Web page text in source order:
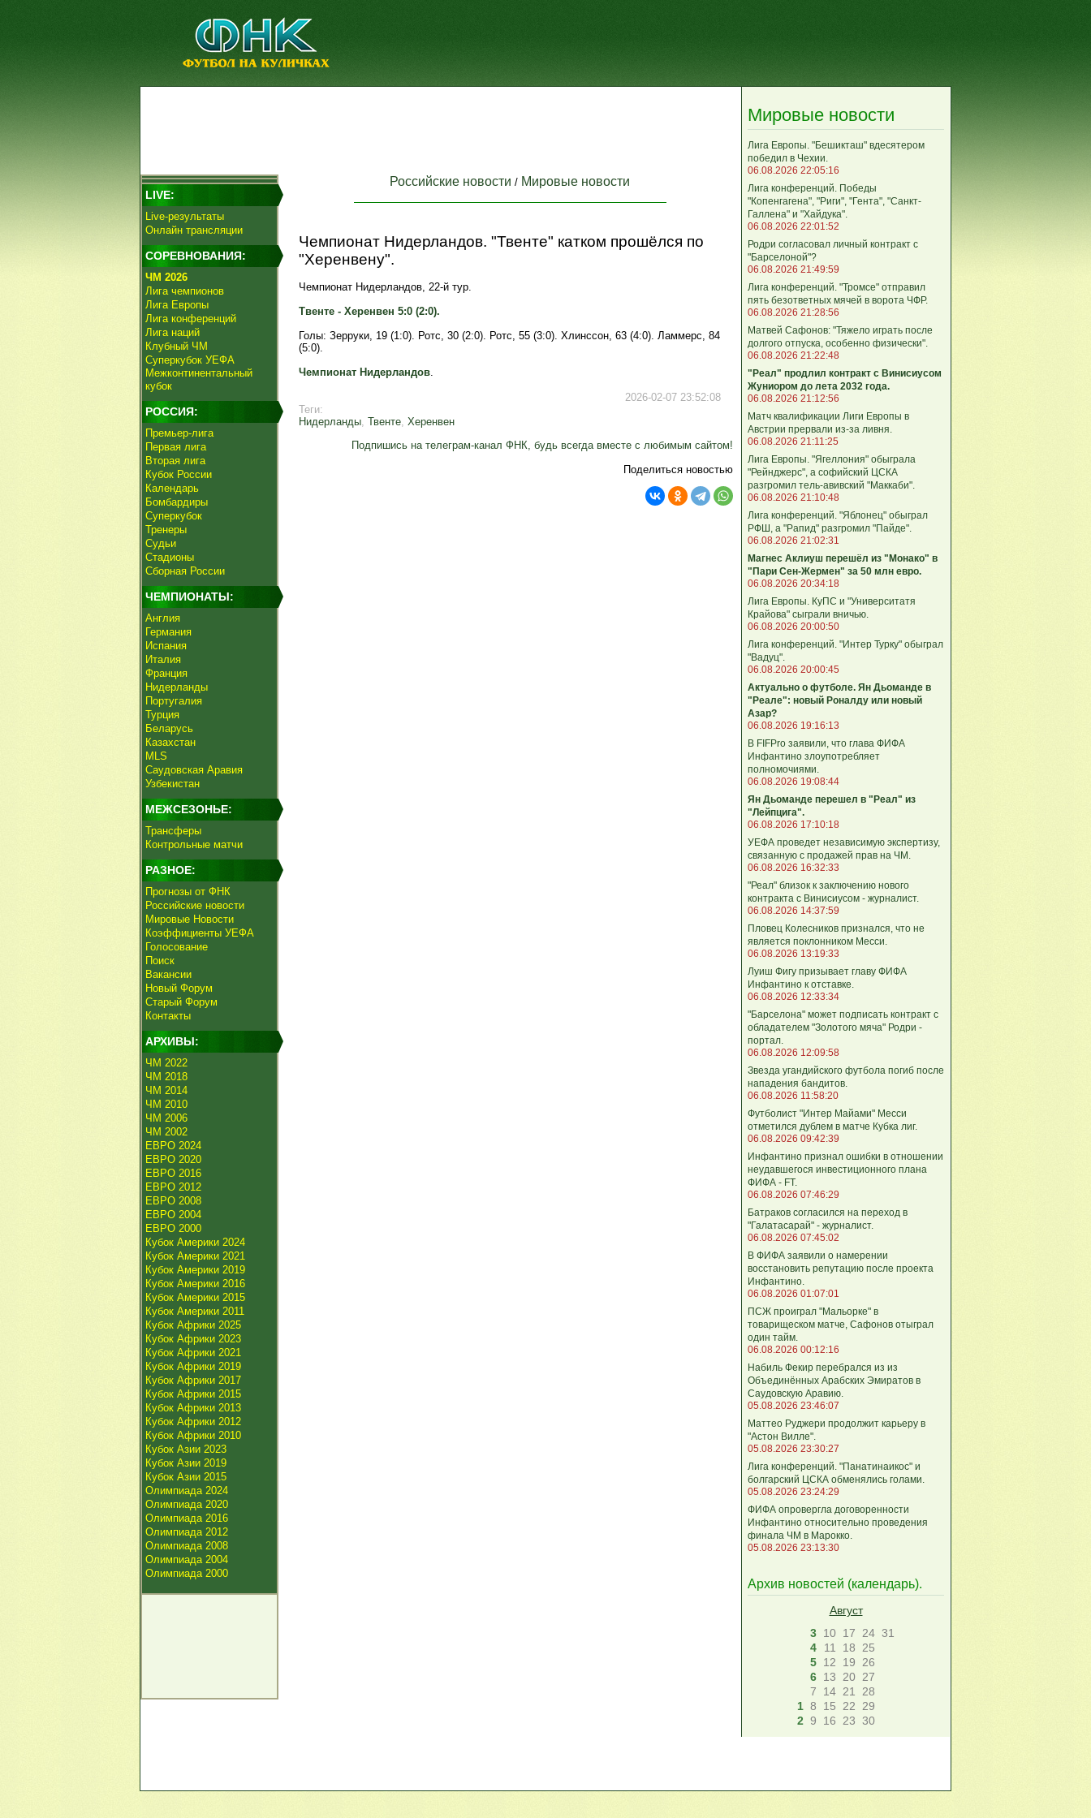
LIVE:
Live-результаты
Онлайн трансляции
СОРЕВНОВАНИЯ:
ЧМ 2026
Лига чемпионов
Лига Европы
Лига конференций
Лига наций
Клубный ЧМ
Суперкубок УЕФА
Межконтинентальный
кубок
РОССИЯ:
Премьер-лига
Первая лига
Вторая лига
Кубок России
Календарь
Бомбардиры
Суперкубок
Тренеры
Судьи
Стадионы
Сборная России
ЧЕМПИОНАТЫ:
Англия
Германия
Испания
Италия
Франция
Нидерланды
Португалия
Турция
Беларусь
Казахстан
MLS
Саудовская Аравия
Узбекистан
МЕЖСЕЗОНЬЕ:
Трансферы
Контрольные матчи
РАЗНОЕ:
Прогнозы от ФНК
Российские новости
Мировые Новости
Коэффициенты УЕФА
Голосование
Поиск
Вакансии
Новый Форум
Старый Форум
Контакты
АРХИВЫ:
ЧМ 2022
ЧМ 2018
ЧМ 2014
ЧМ 2010
ЧМ 2006
ЧМ 2002
ЕВРО 2024
ЕВРО 2020
ЕВРО 2016
ЕВРО 2012
ЕВРО 2008
ЕВРО 2004
ЕВРО 2000
Кубок Америки 2024
Кубок Америки 2021
Кубок Америки 2019
Кубок Америки 2016
Кубок Америки 2015
Кубок Америки 2011
Кубок Африки 2025
Кубок Африки 2023
Кубок Африки 2021
Кубок Африки 2019
Кубок Африки 2017
Кубок Африки 2015
Кубок Африки 2013
Кубок Африки 2012
Кубок Африки 2010
Кубок Азии 2023
Кубок Азии 2019
Кубок Азии 2015
Олимпиада 2024
Олимпиада 2020
Олимпиада 2016
Олимпиада 2012
Олимпиада 2008
Олимпиада 2004
Олимпиада 2000
Российские новости / Мировые новости
Чемпионат Нидерландов. "Твенте" катком прошёлся по
"Херенвену".
Чемпионат Нидерландов, 22-й тур.
Твенте - Херенвен 5:0 (2:0).
Голы: Зерруки, 19 (1:0). Ротс, 30 (2:0). Ротс, 55 (3:0). Хлинссон, 63 (4:0). Ламмерс, 84
(5:0).
Чемпионат Нидерландов.
2026-02-07 23:52:08
Теги:
Нидерланды, Твенте, Херенвен
Подпишись на телеграм-канал ФНК, будь всегда вместе с любимым сайтом!
Поделиться новостью
Мировые новости
Лига Европы. "Бешикташ" вдесятером
победил в Чехии.
06.08.2026 22:05:16
Лига конференций. Победы
"Копенгагена", "Риги", "Гента", "Санкт-
Галлена" и "Хайдука".
06.08.2026 22:01:52
Родри согласовал личный контракт с
"Барселоной"?
06.08.2026 21:49:59
Лига конференций. "Тромсе" отправил
пять безответных мячей в ворота ЧФР.
06.08.2026 21:28:56
Матвей Сафонов: "Тяжело играть после
долгого отпуска, особенно физически".
06.08.2026 21:22:48
"Реал" продлил контракт с Винисиусом
Жуниором до лета 2032 года.
06.08.2026 21:12:56
Матч квалификации Лиги Европы в
Австрии прервали из-за ливня.
06.08.2026 21:11:25
Лига Европы. "Ягеллония" обыграла
"Рейнджерс", а софийский ЦСКА
разгромил тель-авивский "Маккаби".
06.08.2026 21:10:48
Лига кoнференций. "Яблонец" обыграл
РФШ, а "Рапид" разгромил "Пайде".
06.08.2026 21:02:31
Магнес Аклиуш перешёл из "Монако" в
"Пари Сен-Жермен" за 50 млн евро.
06.08.2026 20:34:18
Лига Европы. КуПС и "Университатя
Крайова" сыграли вничью.
06.08.2026 20:00:50
Лига конференций. "Интер Турку" обыграл
"Вадуц".
06.08.2026 20:00:45
Актуально о футболе. Ян Дьоманде в
"Реале": новый Роналду или новый
Азар?
06.08.2026 19:16:13
В FIFPro заявили, что глава ФИФА
Инфантино злоупотребляет
полномочиями.
06.08.2026 19:08:44
Ян Дьоманде перешел в "Реал" из
"Лейпцига".
06.08.2026 17:10:18
УЕФА проведет независимую экспертизу,
связанную с продажей прав на ЧМ.
06.08.2026 16:32:33
"Реал" близок к заключению нового
контракта с Винисиусом - журналист.
06.08.2026 14:37:59
Пловец Колесников признался, что не
является поклонником Месси.
06.08.2026 13:19:33
Луиш Фигу призывает главу ФИФА
Инфантино к отставке.
06.08.2026 12:33:34
"Барселона" может подписать контракт с
обладателем "Золотого мяча" Родри -
портал.
06.08.2026 12:09:58
Звезда угандийского футбола погиб после
нападения бандитов.
06.08.2026 11:58:20
Футболист "Интер Майами" Месси
отметился дублем в матче Кубка лиг.
06.08.2026 09:42:39
Инфантино признал ошибки в отношении
неудавшегося инвестиционного плана
ФИФА - FT.
06.08.2026 07:46:29
Батраков согласился на переход в
"Галатасарай" - журналист.
06.08.2026 07:45:02
В ФИФА заявили о намерении
восстановить репутацию после проекта
Инфантино.
06.08.2026 01:07:01
ПСЖ проиграл "Мальорке" в
товарищеском матче, Сафонов отыграл
один тайм.
06.08.2026 00:12:16
Набиль Фекир перебрался из из
Объединённых Арабских Эмиратов в
Саудовскую Аравию.
05.08.2026 23:46:07
Маттео Руджери продолжит карьеру в
"Астон Вилле".
05.08.2026 23:30:27
Лига конференций. "Панатинаикос" и
болгарский ЦСКА обменялись голами.
05.08.2026 23:24:29
ФИФА опровергла договоренности
Инфантино относительно проведения
финала ЧМ в Марокко.
05.08.2026 23:13:30
Архив новостей (календарь).
Август
3 10 17 24 31
4
11 18
25
5 12 19
26
6 13 20 27
7
14 21
28
1 8 15 22
29
2 9 16 23 30